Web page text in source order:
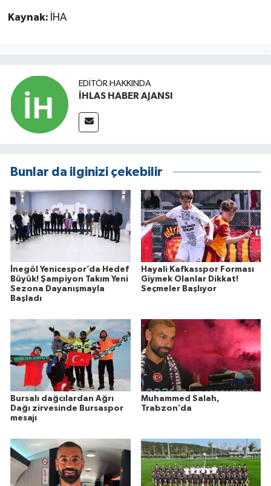
Kaynak: İHA
EDITÖR HAKKINDA
İHLAS HABER AJANSI
Bunlar da ilginizi çekebilir
İnegöl Yenicespor’da Hedef
Büyük! Şampiyon Takım Yeni
Sezona Dayanışmayla
Başladı
Hayali Kafkasspor Forması
Giymek Olanlar Dikkat!
Seçmeler Başlıyor
Bursalı dağcılardan Ağrı
Dağı zirvesinde Bursaspor
mesajı
Muhammed Salah,
Trabzon’da